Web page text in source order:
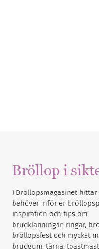
Bröllop i
I Bröllopsmagasinet
behöver inför er
inspiration och tips om
brudklänningar, ringar,
bröllopsfest och mycket
brudgum, tärna,